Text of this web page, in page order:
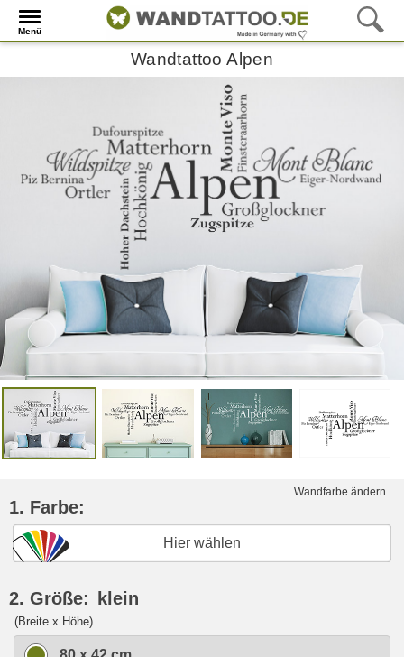
Menü
Wandtattoo Alpen
Wandfarbe ändern
1. Farbe:
Hier wählen
2. Größe: klein
(Breite x Höhe)